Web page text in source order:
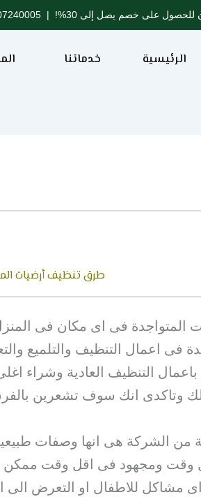
للحصول على خصم يصل إلى 30%! |
الرئيسية خدماتنا
طرق تنظيف أرضيات
فى اى مكان فى
فى اعمال التنظيف والتلميع
التنظيف العادية وشراء
وتاكدى انك سوف تشعرين
من الشركة هى انها وصفات
وقت ومجهود فى اقل وقت
مشاكل للاطفال او التعرض الى